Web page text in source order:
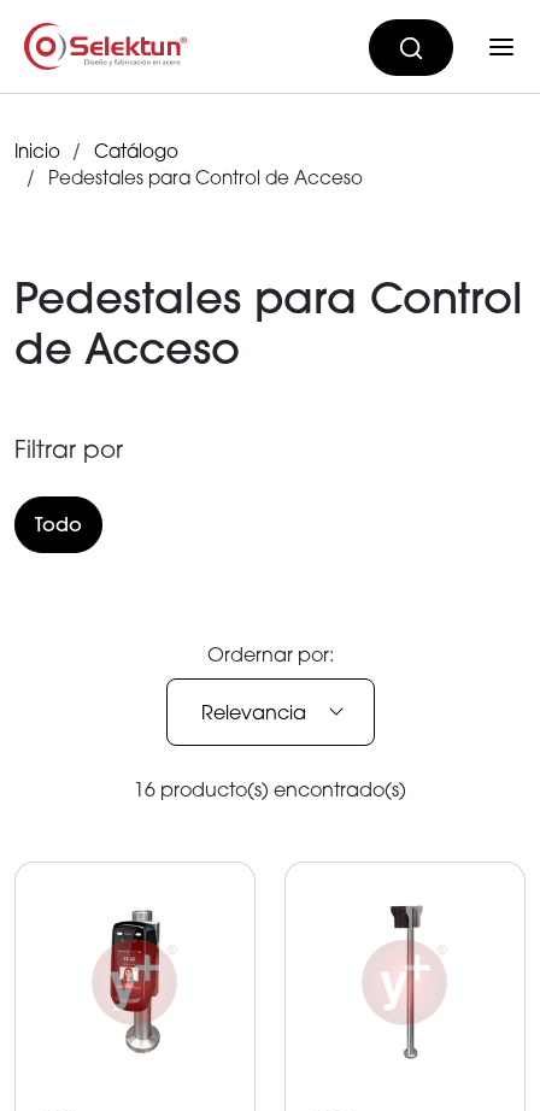
Inicio
Catálogo
Pedestales para Control de Acceso
Pedestales para Control
de Acceso
Filtrar por
Todo
Ordernar por:
Relevancia
16 producto(s) encontrado(s)